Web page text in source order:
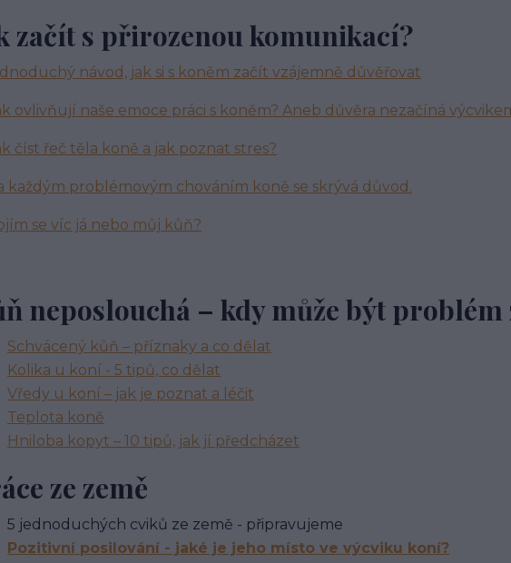
začít s přirozenou komunikací?
návod, jak si s koněm začít vzájemně důvěřovat
ovlivňují naše emoce práci s koněm? Aneb důvěra nezačíná
číst řeč těla koně a jak poznat stres?
každým problémovým chováním koně se skrývá důvod.
se víc já nebo můj kůň?
neposlouchá – kdy může být
Schvácený kůň – příznaky a co dělat
Kolika u koní - 5 tipů, co dělat
Vředy u koní – jak je poznat a léčit
Teplota koně
Hniloba kopyt – 10 tipů, jak jí předcházet
ze země
5 jednoduchých cviků ze země - připravujeme
Pozitivní posilování - jaké je jeho místo ve výcviku koní?